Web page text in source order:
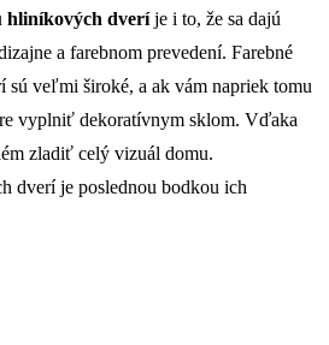
hliníkových dveríje i to, že sa dajú
a farebnom prevedení. Farebné
veľmi široké, a ak vám napriek tomu
vyplniť dekoratívnym sklom. Vďaka
zladiť celý vizuál domu.
dverí je poslednou bodkou ich